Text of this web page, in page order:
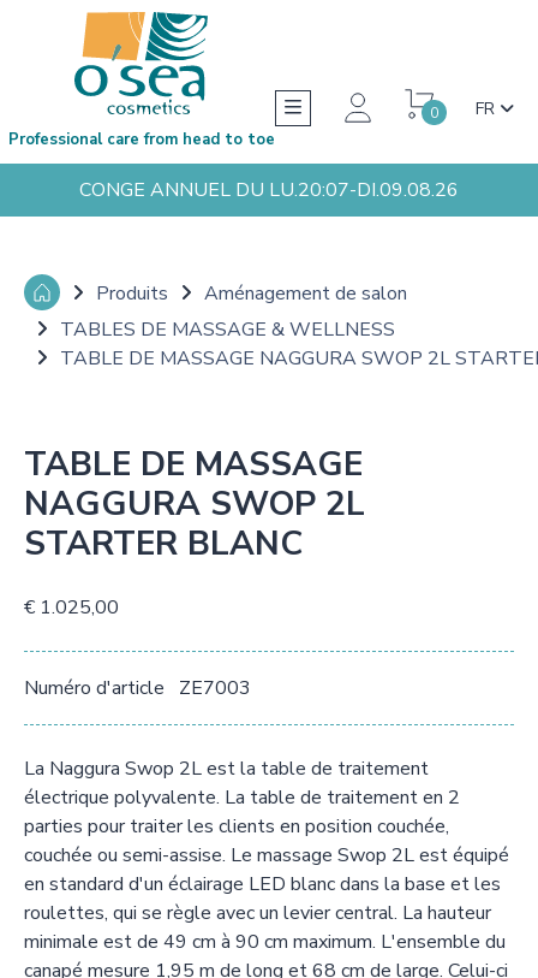
0 FR
Professional care from head to toe
CONGE ANNUEL DU LU.20:07-DI.09.08.26
Produits
Aménagement de salon
TABLES DE MASSAGE & WELLNESS
TABLE DE MASSAGE NAGGURA SWOP 2L
TABLE DE MASSAGE
NAGGURA SWOP 2L
STARTER BLANC
€ 1.025,00
Numéro d'article ZE7003
La Naggura Swop 2L est la table de traitement
électrique polyvalente. La table de traitement en 2
parties pour traiter les clients en position couchée,
couchée ou semi-assise. Le massage Swop 2L est équipé
en standard d'un éclairage LED blanc dans la base et les
roulettes, qui se règle avec un levier central. La hauteur
minimale est de 49 cm à 90 cm maximum. L'ensemble du
canapé mesure 1,95 m de long et 68 cm de large. Celui-ci